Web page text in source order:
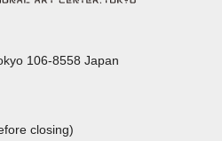
106-8558 Japan
closing)